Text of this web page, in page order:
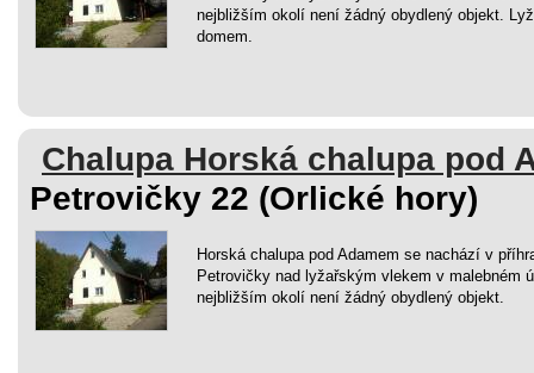
nejbližším okolí není žádný obydlený objekt.
domem.
Chalupa Horská chalupa pod
Petrovičky 22 (Orlické hory)
Horská chalupa pod Adamem se nachází v
Petrovičky nad lyžařským vlekem v malebném
nejbližším okolí není žádný obydlený objekt.